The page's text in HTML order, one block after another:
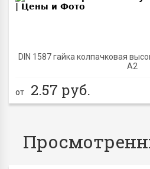
DIN 1587 гайка колпачковая
А2
от 2.57 руб.